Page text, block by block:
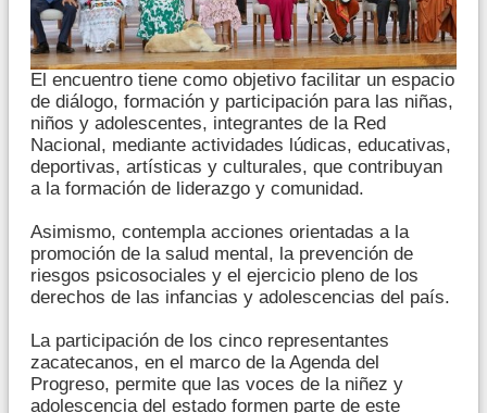
El encuentro tiene como objetivo facilitar un espacio
de diálogo, formación y participación para las niñas,
niños y adolescentes, integrantes de la Red
Nacional, mediante actividades lúdicas, educativas,
deportivas, artísticas y culturales, que contribuyan
a la formación de liderazgo y comunidad.
Asimismo, contempla acciones orientadas a la
promoción de la salud mental, la prevención de
riesgos psicosociales y el ejercicio pleno de los
derechos de las infancias y adolescencias del país.
La participación de los cinco representantes
zacatecanos, en el marco de la Agenda del
Progreso, permite que las voces de la niñez y
adolescencia del estado formen parte de este